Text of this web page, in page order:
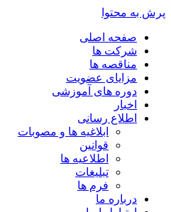
پرش به محتوا
صفحه اصلی
شرکت ها
مناقصه ها
مزایای عضویت
دوره های آموزشی
اخبار
اطلاع رسانی
ابلاغیه ها و مصوبات
قوانین
اطلاعیه ها
تبلیغات
فرم ها
درباره ما